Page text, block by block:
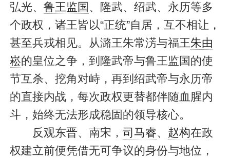
弘光、 鲁王监国 、隆武、绍武、永历等多
个政权，诸王皆以“正统”自居，互不相让，
甚至兵戎相见。从潞王朱常淓与福王朱由
崧的皇位之争，到隆武帝与鲁王监国的使
节互杀、挖角对峙，再到绍武帝与永历帝
的直接内战，每次政权更替都伴随血腥内
斗，始终无法形成稳固的领导核心。
反观东晋、南宋， 司马睿、 赵构在政
权建立前便凭借无可争议的身份与地位，